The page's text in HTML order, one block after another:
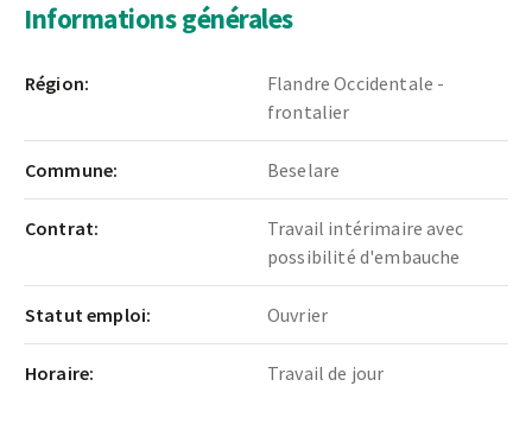
Informations générales
Région:
Flandre Occidentale -
frontalier
Commune: Beselare
Contrat:
Travail intérimaire avec
possibilité d'embauche
Statut emploi: Ouvrier
Horaire: Travail de jour